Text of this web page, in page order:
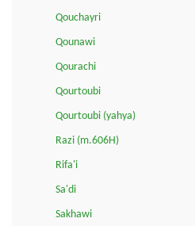
Qouchayri
Qounawi
Qourachi
Qourtoubi
Qourtoubi (yahya)
Razi (m.606H)
Rifa'i
Sa'di
Sakhawi